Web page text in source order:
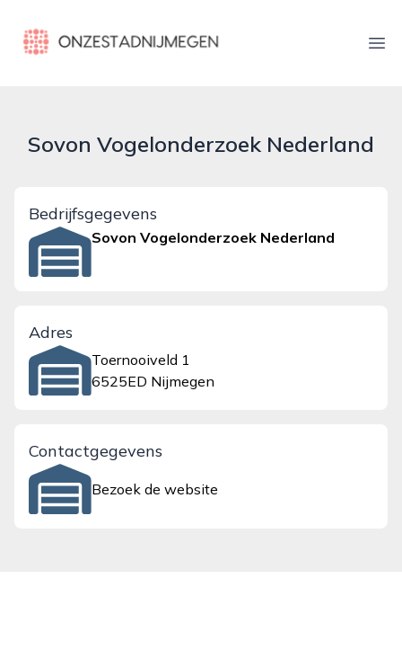
onzestadnijmegen.nl
Sovon Vogelonderzoek Nederland
Bedrijfsgegevens
Sovon Vogelonderzoek Nederland
Adres
Toernooiveld 1
6525ED Nijmegen
Contactgegevens
Bezoek de website